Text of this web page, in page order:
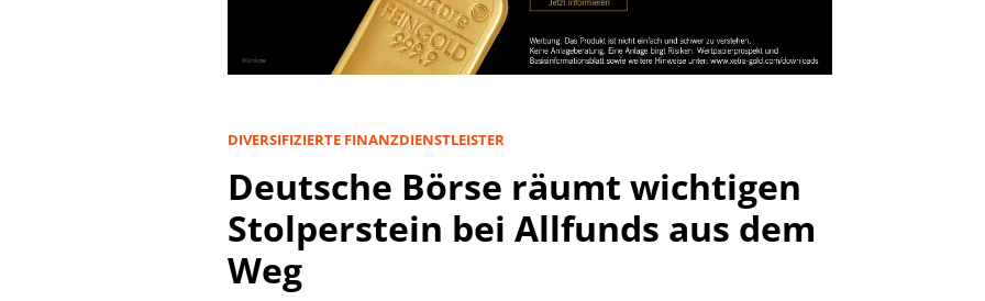
DIVERSIFIZIERTE FINANZDIENSTLEISTER
Deutsche Börse räumt wichtigen
Stolperstein bei Allfunds aus dem
Weg